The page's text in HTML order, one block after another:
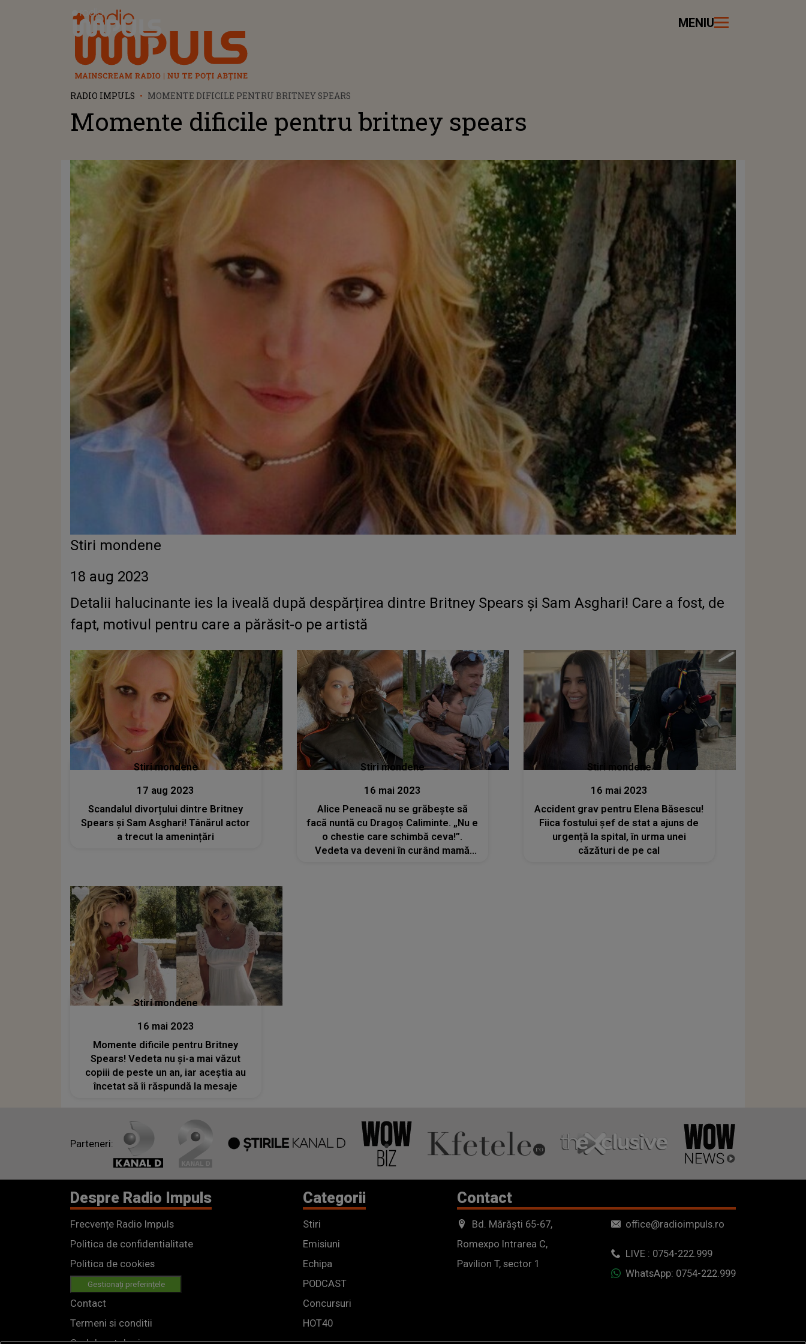
Radio Impuls MENIU
RADIO IMPULS MOMENTE DIFICILE PENTRU BRITNEY SPEARS
Momente dificile pentru britney spears
Stiri mondene
18 aug 2023
Detalii halucinante ies la iveală după despărțirea dintre Britney Spears și Sam Asghari! Care a fost, de
fapt, motivul pentru care a părăsit-o pe artistă
Stiri mondene
17 aug 2023
Scandalul divorțului dintre Britney
Spears și Sam Asghari! Tânărul actor
a trecut la amenințări
Stiri mondene
16 mai 2023
Alice Peneacă nu se grăbește să
facă nuntă cu Dragoș Caliminte. „Nu e
o chestie care schimbă ceva!”.
Vedeta va deveni în curând mamă
Stiri mondene
16 mai 2023
Accident grav pentru Elena Băsescu!
Fiica fostului șef de stat a ajuns de
urgență la spital, în urma unei
căzături de pe cal
Stiri mondene
16 mai 2023
Momente dificile pentru Britney
Spears! Vedeta nu și-a mai văzut
copiii de peste un an, iar aceștia au
încetat să îi răspundă la mesaje
Parteneri:
Despre Radio Impuls
Frecvențe Radio Impuls
Politica de confidentialitate
Politica de cookies
Gestionați preferințele
Contact
Termeni si conditii
Categorii
Stiri
Emisiuni
Echipa
PODCAST
Concursuri
HOT40
Contact
Bd. Mărăști 65-67,
Romexpo Intrarea C,
Pavilion T, sector 1
office@radioimpuls.ro
LIVE : 0754-222.999
WhatsApp: 0754-222.999